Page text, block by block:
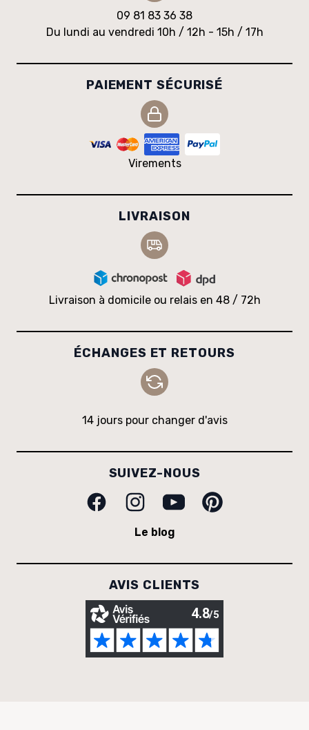
09 81 83 36 38
Du lundi au vendredi 10h / 12h - 15h / 17h
PAIEMENT SÉCURISÉ
Virements
LIVRAISON
Livraison à domicile ou relais en 48 / 72h
ÉCHANGES ET RETOURS
14 jours pour changer d'avis
SUIVEZ-NOUS
FacebookInstagramYoutubePinterest
Le blog
AVIS CLIENTS